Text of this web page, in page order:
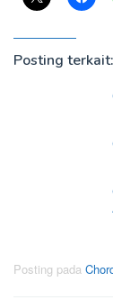
Posting terkait:
Posting pada